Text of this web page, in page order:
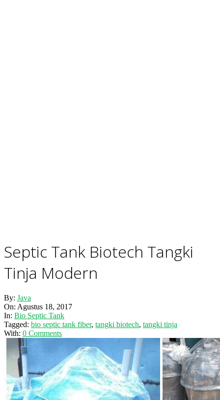
Septic Tank Biotech Tangki
Tinja Modern
By: Java
On: Agustus 18, 2017
In: Bio Septic Tank
Tagged: bio septic tank fiber, tangki biotech, tangki tinja
With: 0 Comments